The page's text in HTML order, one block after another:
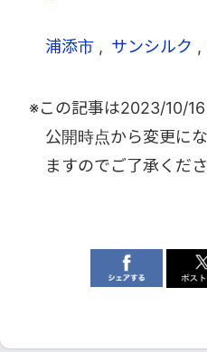
浦添市 サンシルク
※この記事は2023/10/16
公開時点から変更に
ますのでご了承くださ